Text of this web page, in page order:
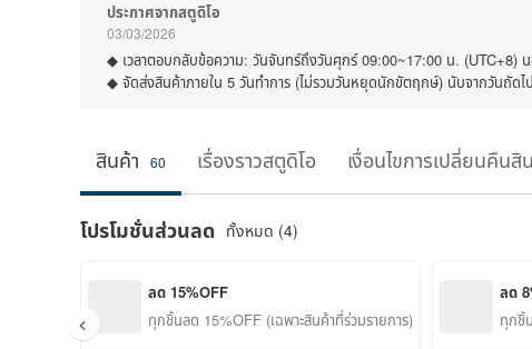
ประกาศจากสตูดิโอ
03/03/2026
◆ เวลาตอบกลับข้อความ: วันจันทร์ถึงวันศุกร์ 09:00~17:00 น. (UTC+8) น
◆ จัดส่งสินค้าภายใน 5 วันทำการ (ไม่รวมวันหยุดนักขัตฤกษ์) นับจากวันถัด
สินค้า 60 เรื่องราวสตูดิโอ เงื่อนไขการเปลี่ยนคืนสิ
โปรโมชั่นส่วนลด ทั้งหมด (4)
ลด 15%OFF
ทุกชิ้นลด 15%OFF (เฉพาะสินค้าที่ร่วมรายการ)
ลด
ทุกชิ้